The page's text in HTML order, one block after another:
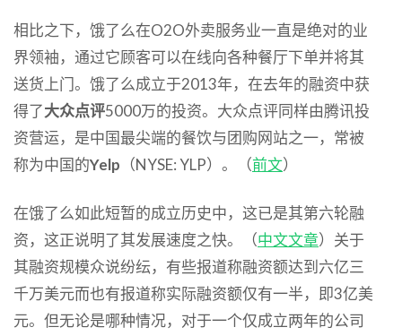
相比之下，饿了么在O2O外卖服务业一直是绝对的业
界领袖，通过它顾客可以在线向各种餐厅下单并将其
送货上门。饿了么成立于2013年，在去年的融资中获
得了大众点评5000万的投资。大众点评同样由腾讯投
资营运，是中国最尖端的餐饮与团购网站之一，常被
称为中国的Yelp （NYSE: YLP）。（前文）
在饿了么如此短暂的成立历史中，这已是其第六轮融
资，这正说明了其发展速度之快。（中文文章）关于
其融资规模众说纷纭，有些报道称融资额达到六亿三
千万美元而也有报道称实际融资额仅有一半，即3亿美
元。但无论是哪种情况，对于一个仅成立两年的公司